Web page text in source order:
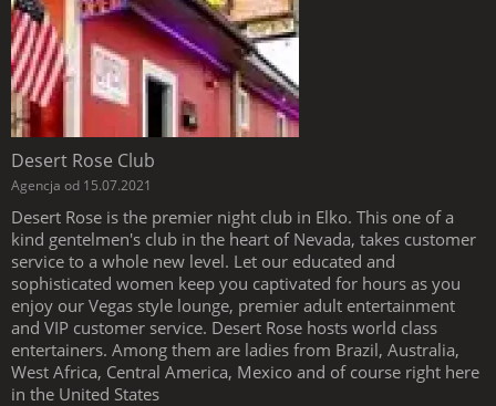
Desert Rose Club
Agencja od 15.07.2021
Desert Rose is the premier night club in Elko. This one of a
kind gentelmen's club in the heart of Nevada, takes customer
service to a whole new level. Let our educated and
sophisticated women keep you captivated for hours as you
enjoy our Vegas style lounge, premier adult entertainment
and VIP customer service. Desert Rose hosts world class
entertainers. Among them are ladies from Brazil, Australia,
West Africa, Central America, Mexico and of course right here
in the United States